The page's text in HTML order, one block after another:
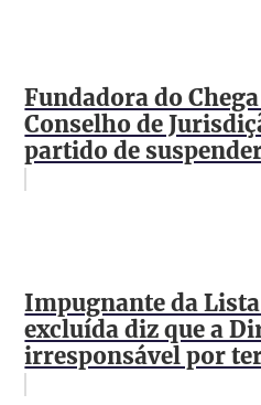
Fundadora do
Conselho de
partido de
Impugnante da
excluída diz que a
irresponsável por